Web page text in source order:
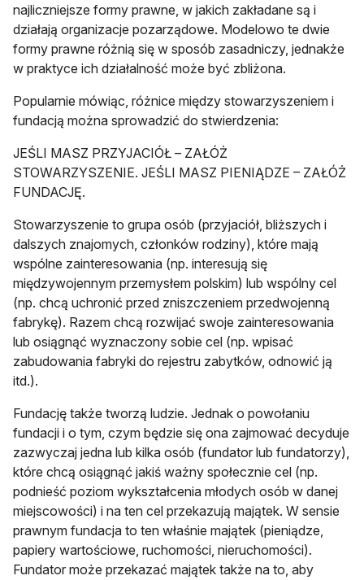
najliczniejsze formy prawne, w jakich zakładane są i
działają organizacje pozarządowe. Modelowo te dwie
formy prawne różnią się w sposób zasadniczy, jednakże
w praktyce ich działalność może być zbliżona.
Popularnie mówiąc, różnice między stowarzyszeniem i
fundacją można sprowadzić do stwierdzenia:
JEŚLI MASZ PRZYJACIÓŁ – ZAŁÓŻ
STOWARZYSZENIE. JEŚLI MASZ PIENIĄDZE – ZAŁÓŻ
FUNDACJĘ.
Stowarzyszenie to grupa osób (przyjaciół, bliższych i
dalszych znajomych, członków rodziny), które mają
wspólne zainteresowania (np. interesują się
międzywojennym przemysłem polskim) lub wspólny cel
(np. chcą uchronić przed zniszczeniem przedwojenną
fabrykę). Razem chcą rozwijać swoje zainteresowania
lub osiągnąć wyznaczony sobie cel (np. wpisać
zabudowania fabryki do rejestru zabytków, odnowić ją
itd.).
Fundację także tworzą ludzie. Jednak o powołaniu
fundacji i o tym, czym będzie się ona zajmować decyduje
zazwyczaj jedna lub kilka osób (fundator lub fundatorzy),
które chcą osiągnąć jakiś ważny społecznie cel (np.
podnieść poziom wykształcenia młodych osób w danej
miejscowości) i na ten cel przekazują majątek. W sensie
prawnym fundacja to ten właśnie majątek (pieniądze,
papiery wartościowe, ruchomości, nieruchomości).
Fundator może przekazać majątek także na to, aby